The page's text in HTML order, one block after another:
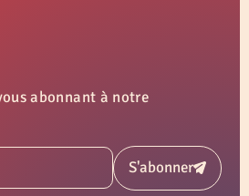
abonnant à notre
S'abonnerSoumettre